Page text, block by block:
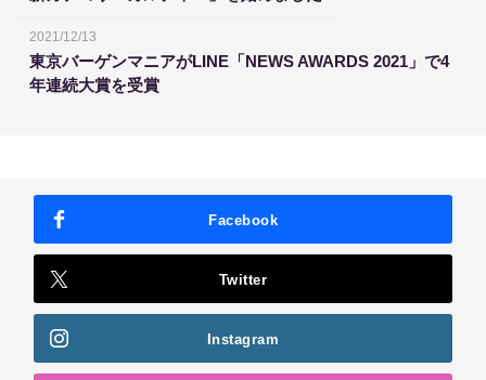
2021/12/13
東京バーゲンマニアがLINE「NEWS AWARDS 2021」で4
年連続大賞を受賞
Facebook
Twitter
Instagram